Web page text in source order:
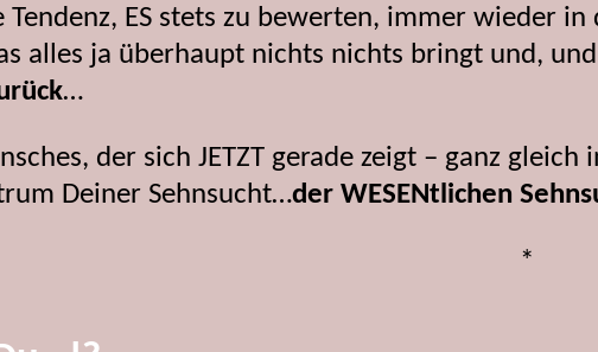
ES stets zu bewerten, immer wieder
alles ja überhaupt nichts nichts bringt und,
…
der sich JETZT gerade zeigt – ganz
Deiner Sehnsucht…der WESENtlichen
*